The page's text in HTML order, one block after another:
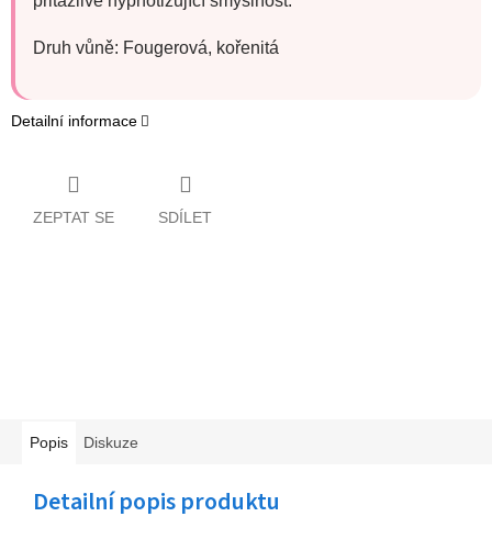
Druh vůně: Fougerová, kořenitá
Detailní informace
ZEPTAT SE SDÍLET
Popis Diskuze
Detailní popis produktu